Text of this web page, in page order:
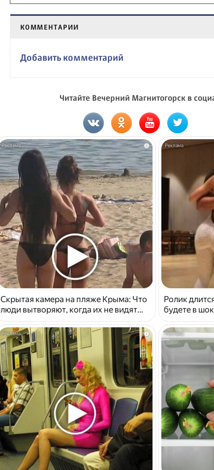
КОММЕНТАРИИ
Добавить комментарий
Читайте Вечерний Магнитогорск в
i
Скрытая камера на пляже Крыма: Что
люди вытворяют, когда их не видят...
Ролик
будете в
i